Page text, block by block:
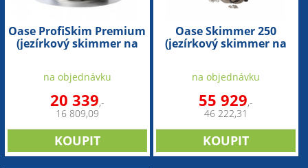
Oase ProfiSkim Premium
(jezírkový skimmer na
na objednávku
20 339,-
16 809,09
Oase Skimmer 250
(jezírkový skimmer na
na objednávku
55 929,-
46 222,31